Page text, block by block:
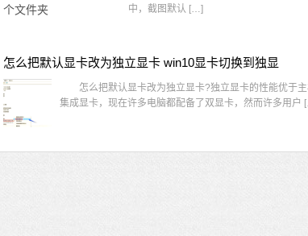
中，截图默认 […]
怎么把默认显卡改为独立显卡 win10显卡切换到独显
怎么把默认显卡改为独立显卡?独立显卡的性能优于主
集成显卡，现在许多电脑都配备了双显卡，然而许多用户